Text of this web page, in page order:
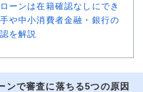
ーンは在籍確認なしにでき
や中小消費者金融・銀行の
を解説
ンで審査に落ちる5つの原因